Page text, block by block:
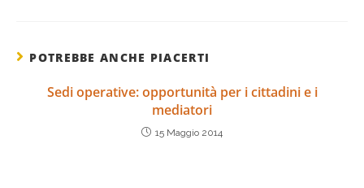
POTREBBE ANCHE PIACERTI
Sedi operative: opportunità per i cittadini e i
mediatori
15 Maggio 2014